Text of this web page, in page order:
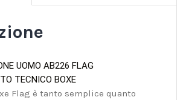
UOMO AB226 FLAG
TECNICO BOXE
Flag è tanto semplice quanto